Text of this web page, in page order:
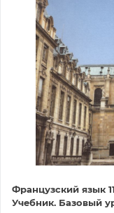
Французский язык
Учебник. Базовый